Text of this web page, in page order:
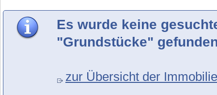
Es wurde keine
"Grundstücke"
zur Übersicht der